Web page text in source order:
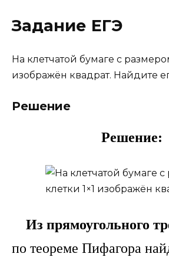
Задание ЕГЭ
На клетчатой бумаге с
изображён квадрат. Найдите
Решение
Решение:
Из прямоугольного
по теореме Пифагора